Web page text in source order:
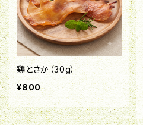
鶏とさか（30g）
¥800